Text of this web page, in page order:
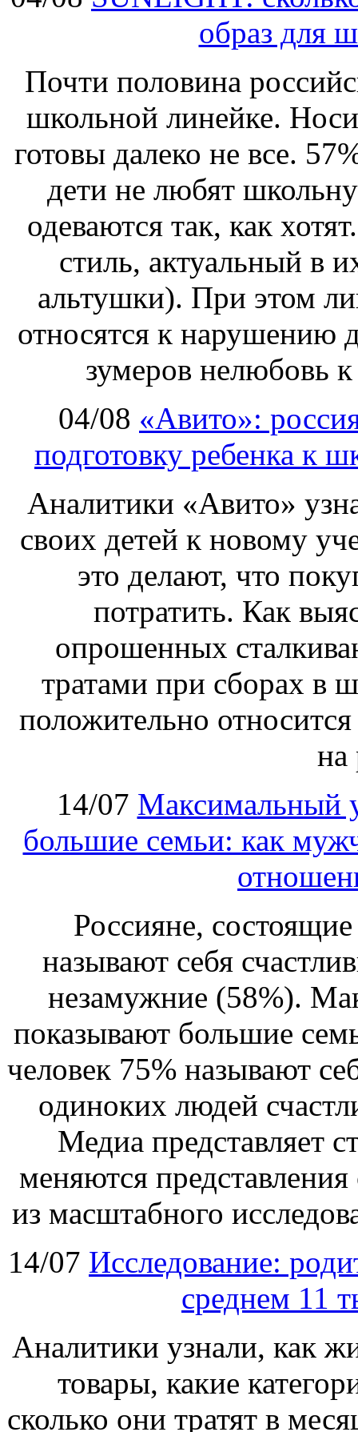
образ для
Почти половина
школьной линейке.
готовы далеко не все.
дети не любят
одеваются так, как
стиль, актуальный в
альтушки). При этом
относятся к нарушению
зумеров нелюбовь
04/08 «Авито»:
подготовку ребенка к
Аналитики «Авито»
своих детей к новому
это делают, что
потратить. Как
опрошенных
тратами при сборах в
положительно
на
14/07 Максимальный
большие семьи: как
Россияне,
называют себя
незамужние (58%).
показывают большие
человек 75% называют
одиноких людей
Медиа представляет
меняются
из масштабного
14/07 Исследование:
среднем 11
Аналитики узнали, как
товары, какие
сколько они тратят в